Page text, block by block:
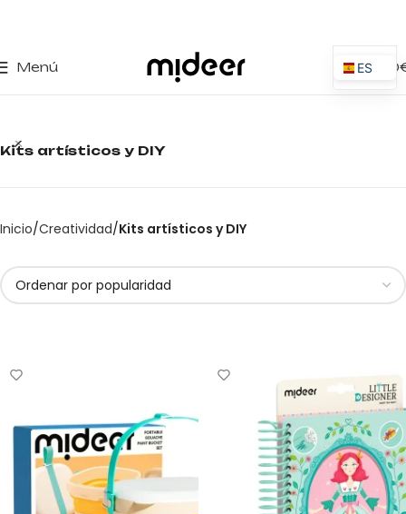
Menú 0,00
Kits artísticos y DIY
Inicio Creatividad Kits artísticos y DIY
ES
EN